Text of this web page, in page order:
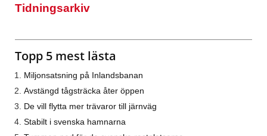
Tidningsarkiv
Topp 5 mest lästa
Miljonsatsning på Inlandsbanan
Avstängd tågsträcka åter öppen
De vill flytta mer trävaror till järnväg
Stabilt i svenska hamnarna